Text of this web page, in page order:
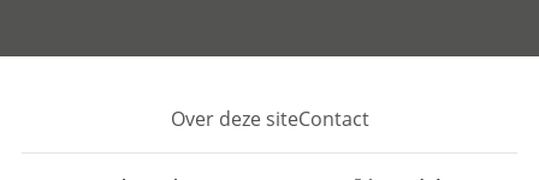
Footer
Over deze siteContact